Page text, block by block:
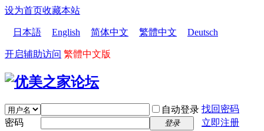
设为首页收藏本站
日本語 English 简体中文 繁體中文 Deutsch
开启辅助访问 繁體中文版
自动登录 找回密码
密码
登录 立即注册